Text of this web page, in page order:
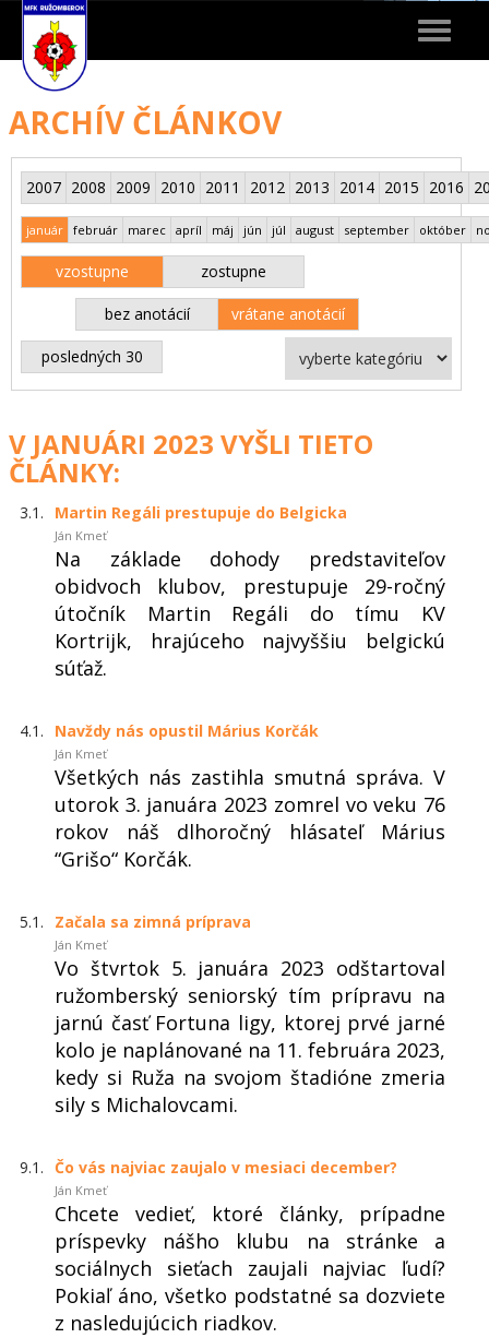
Toggle
ARCHÍV ČLÁNKOV
2007 2008 2009 2010 2011 2012 2013 2014 2015 2016
január február marec apríl máj jún júl august september október
vzostupne zostupne
bez anotácií vrátane anotácií
posledných 30
V JANUÁRI 2023 VYŠLI TIETO
ČLÁNKY:
3.1. Martin Regáli prestupuje do Belgicka
Ján Kmeť
Na základe dohody predstaviteľov
obidvoch klubov, prestupuje 29-ročný
útočník Martin Regáli do tímu KV
Kortrijk, hrajúceho najvyššiu belgickú
súťaž.
4.1. Navždy nás opustil Márius Korčák
Ján Kmeť
Všetkých nás zastihla smutná správa. V
utorok 3. januára 2023 zomrel vo veku 76
rokov náš dlhoročný hlásateľ Márius
“Grišo“ Korčák.
5.1. Začala sa zimná príprava
Ján Kmeť
Vo štvrtok 5. januára 2023 odštartoval
ružomberský seniorský tím prípravu na
jarnú časť Fortuna ligy, ktorej prvé jarné
kolo je naplánované na 11. februára 2023,
kedy si Ruža na svojom štadióne zmeria
sily s Michalovcami.
9.1. Čo vás najviac zaujalo v mesiaci december?
Ján Kmeť
Chcete vedieť, ktoré články, prípadne
príspevky nášho klubu na stránke a
sociálnych sieťach zaujali najviac ľudí?
Pokiaľ áno, všetko podstatné sa dozviete
z nasledujúcich riadkov.